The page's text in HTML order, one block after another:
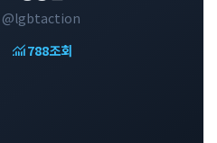
@lgbtaction
monitoring788조회